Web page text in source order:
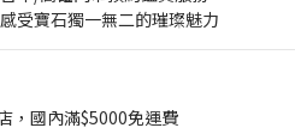
受寶石獨一無二的璀璨魅力
，國內滿$5000免運費